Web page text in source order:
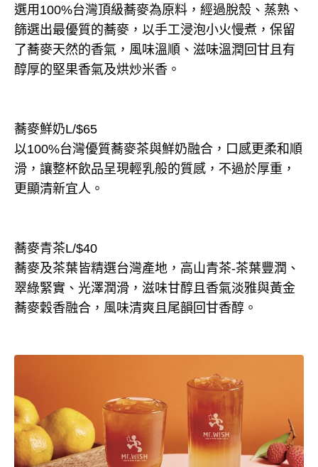
選用100%台灣頂級蕎麥為原料，經過脫殼、蒸熟、
篩選出最優質的蕎麥，以手工浸泡小火慢煮，保留
了蕎麥天然的香氣，風味溫順、滋味溫潤回甘且有
醇厚的堅果香氣及烘炒米香。
蕎麥鮮奶L/$65
以100%台灣優質蕎麥茶與鮮奶融合，口感更柔和順
滑，讓整杯飲品呈現輕乳般的質感，不過於厚重，
更顯清新宜人。
蕎麥青茶L/$40
蕎麥及茶葉皆精選台灣產地，高山青茶-茶葉豐潤、
翠綠緊實、光澤潤滑，滋味甘醇且香氣淡雅與黃金
蕎麥穀香融合，風味清爽且尾韻回甘香醇。